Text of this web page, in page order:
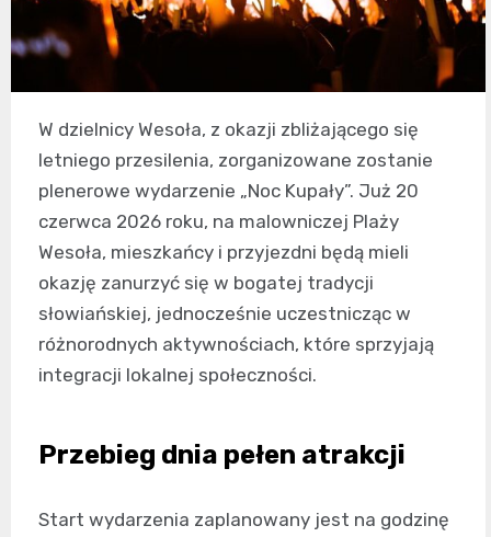
W dzielnicy Wesoła, z okazji zbliżającego się
letniego przesilenia, zorganizowane zostanie
plenerowe wydarzenie „Noc Kupały”. Już 20
czerwca 2026 roku, na malowniczej Plaży
Wesoła, mieszkańcy i przyjezdni będą mieli
okazję zanurzyć się w bogatej tradycji
słowiańskiej, jednocześnie uczestnicząc w
różnorodnych aktywnościach, które sprzyjają
integracji lokalnej społeczności.
Przebieg dnia pełen atrakcji
Start wydarzenia zaplanowany jest na godzinę